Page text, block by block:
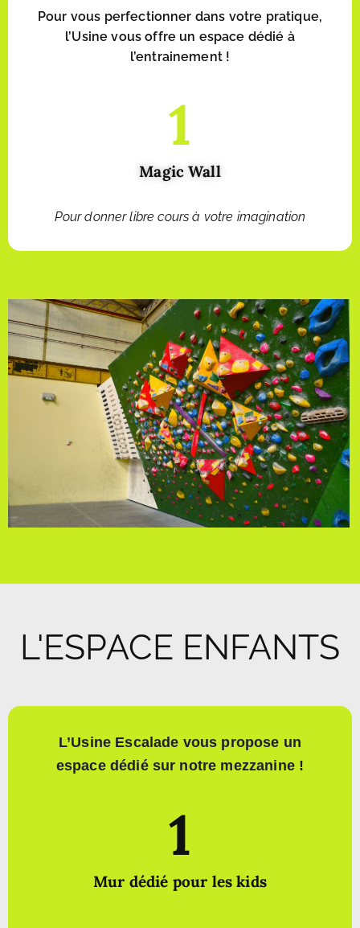
Pour vous perfectionner dans votre pratique,
l’Usine vous offre un espace dédié à
l’entrainement !
Magic Wall
1
Pour donner libre cours à votre imagination
L'ESPACE ENFANTS
L’Usine Escalade vous propose un
espace dédié sur notre mezzanine !
Mur dédié pour les kids
1